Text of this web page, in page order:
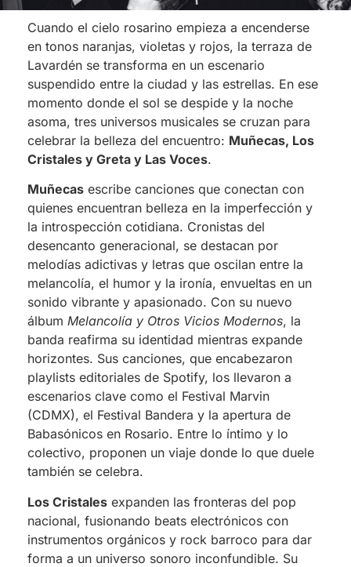
Cuando el cielo rosarino empieza a encenderse
en tonos naranjas, violetas y rojos, la terraza de
Lavardén se transforma en un escenario
suspendido entre la ciudad y las estrellas. En ese
momento donde el sol se despide y la noche
asoma, tres universos musicales se cruzan para
celebrar la belleza del encuentro: Muñecas, Los
Cristales y Greta y Las Voces.
Muñecas escribe canciones que conectan con
quienes encuentran belleza en la imperfección y
la introspección cotidiana. Cronistas del
desencanto generacional, se destacan por
melodías adictivas y letras que oscilan entre la
melancolía, el humor y la ironía, envueltas en un
sonido vibrante y apasionado. Con su nuevo
álbum Melancolía y Otros Vicios Modernos, la
banda reafirma su identidad mientras expande
horizontes. Sus canciones, que encabezaron
playlists editoriales de Spotify, los llevaron a
escenarios clave como el Festival Marvin
(CDMX), el Festival Bandera y la apertura de
Babasónicos en Rosario. Entre lo íntimo y lo
colectivo, proponen un viaje donde lo que duele
también se celebra.
Los Cristales expanden las fronteras del pop
nacional, fusionando beats electrónicos con
instrumentos orgánicos y rock barroco para dar
forma a un universo sonoro inconfundible. Su